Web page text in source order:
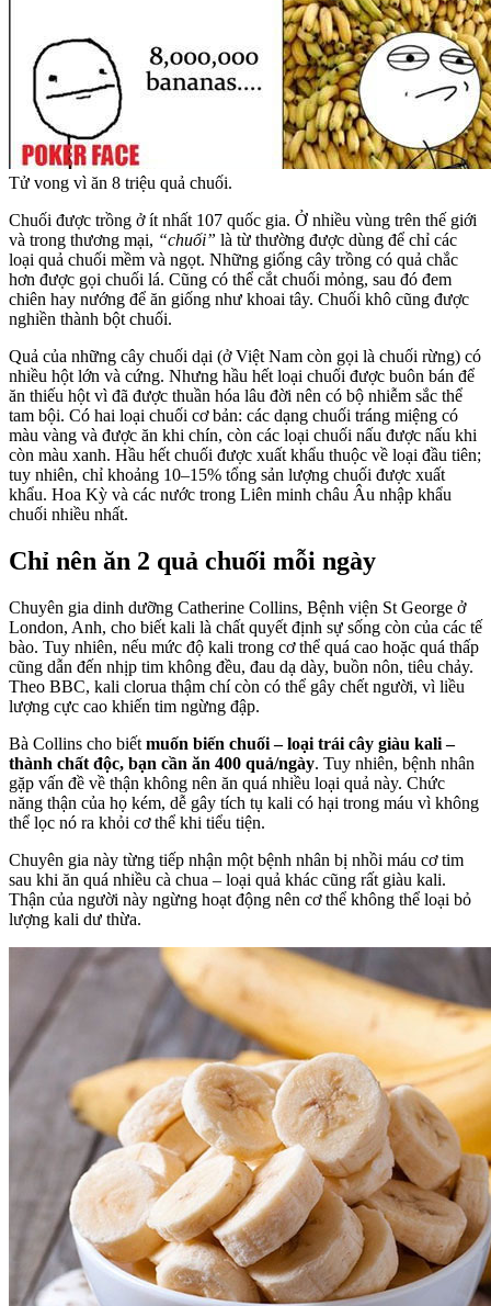
Tử vong vì ăn 8 triệu quả chuối.
Chuối được trồng ở ít nhất 107 quốc gia. Ở nhiều vùng trên thế giới
và trong thương mại, “chuối” là từ thường được dùng để chỉ các
loại quả chuối mềm và ngọt. Những giống cây trồng có quả chắc
hơn được gọi chuối lá. Cũng có thể cắt chuối mỏng, sau đó đem
chiên hay nướng để ăn giống như khoai tây. Chuối khô cũng được
nghiền thành bột chuối.
Quả của những cây chuối dại (ở Việt Nam còn gọi là chuối rừng) có
nhiều hột lớn và cứng. Nhưng hầu hết loại chuối được buôn bán để
ăn thiếu hột vì đã được thuần hóa lâu đời nên có bộ nhiễm sắc thể
tam bội. Có hai loại chuối cơ bản: các dạng chuối tráng miệng có
màu vàng và được ăn khi chín, còn các loại chuối nấu được nấu khi
còn màu xanh. Hầu hết chuối được xuất khẩu thuộc về loại đầu tiên;
tuy nhiên, chỉ khoảng 10–15% tổng sản lượng chuối được xuất
khẩu. Hoa Kỳ và các nước trong Liên minh châu Âu nhập khẩu
chuối nhiều nhất.
Chỉ nên ăn 2 quả chuối mỗi ngày
Chuyên gia dinh dưỡng Catherine Collins, Bệnh viện St George ở
London, Anh, cho biết kali là chất quyết định sự sống còn của các tế
bào. Tuy nhiên, nếu mức độ kali trong cơ thể quá cao hoặc quá thấp
cũng dẫn đến nhịp tim không đều, đau dạ dày, buồn nôn, tiêu chảy.
Theo BBC, kali clorua thậm chí còn có thể gây chết người, vì liều
lượng cực cao khiến tim ngừng đập.
Bà Collins cho biết muốn biến chuối – loại trái cây giàu kali –
thành chất độc, bạn cần ăn 400 quả/ngày. Tuy nhiên, bệnh nhân
gặp vấn đề về thận không nên ăn quá nhiều loại quả này. Chức
năng thận của họ kém, dễ gây tích tụ kali có hại trong máu vì không
thể lọc nó ra khỏi cơ thể khi tiểu tiện.
Chuyên gia này từng tiếp nhận một bệnh nhân bị nhồi máu cơ tim
sau khi ăn quá nhiều cà chua – loại quả khác cũng rất giàu kali.
Thận của người này ngừng hoạt động nên cơ thể không thể loại bỏ
lượng kali dư thừa.